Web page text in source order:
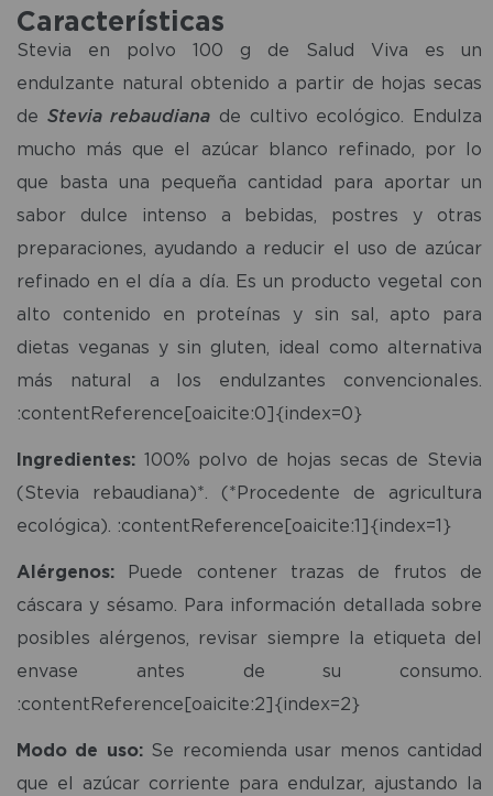
Características
Stevia en polvo 100 g de Salud Viva es un
endulzante natural obtenido a partir de hojas secas
de Stevia rebaudiana de cultivo ecológico. Endulza
mucho más que el azúcar blanco refinado, por lo
que basta una pequeña cantidad para aportar un
sabor dulce intenso a bebidas, postres y otras
preparaciones, ayudando a reducir el uso de azúcar
refinado en el día a día. Es un producto vegetal con
alto contenido en proteínas y sin sal, apto para
dietas veganas y sin gluten, ideal como alternativa
más natural a los endulzantes convencionales.
:contentReference[oaicite:0]{index=0}
Ingredientes: 100% polvo de hojas secas de Stevia
(Stevia rebaudiana)*. (*Procedente de agricultura
ecológica). :contentReference[oaicite:1]{index=1}
Alérgenos: Puede contener trazas de frutos de
cáscara y sésamo. Para información detallada sobre
posibles alérgenos, revisar siempre la etiqueta del
envase antes de su consumo.
:contentReference[oaicite:2]{index=2}
Modo de uso:Se recomienda usar menos cantidad
que el azúcar corriente para endulzar, ajustando la